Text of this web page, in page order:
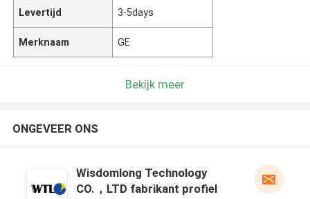
Levertijd 3-5days
Merknaam GE
Bekijk meer
ONGEVEER ONS
Wisdomlong Technology
CO.，LTD fabrikant profiel